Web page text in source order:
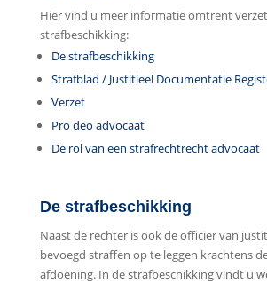
Hier vind u meer informatie omtrent
strafbeschikking:
De strafbeschikking
Strafblad / Justitieel Documentatie
Verzet
Pro deo advocaat
De rol van een strafrechtrecht advocaat
De strafbeschikking
Naast de rechter is ook de officier van
bevoegd straffen op te leggen krachtens
afdoening. In de strafbeschikking vindt u